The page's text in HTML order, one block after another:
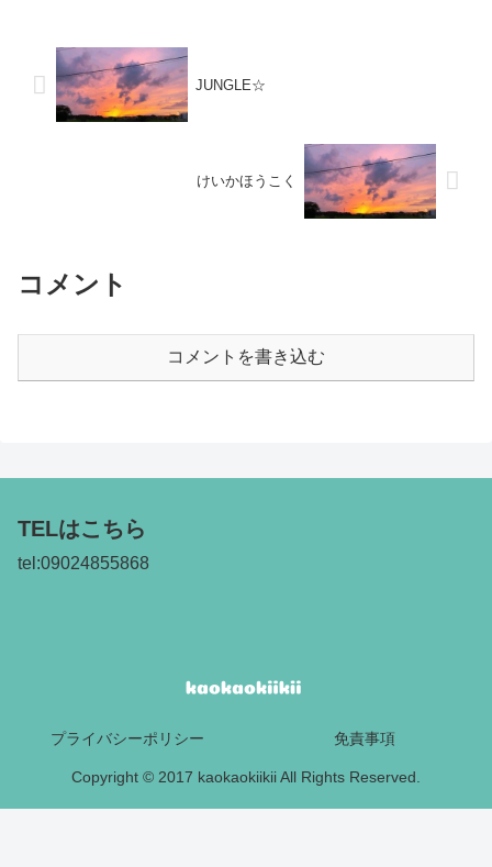
JUNGLE☆
けいかほうこく
コメント
コメントを書き込む
TELはこちら
tel:09024855868
プライバシーポリシー 免責事項
Copyright © 2017 kaokaokiikii All Rights Reserved.